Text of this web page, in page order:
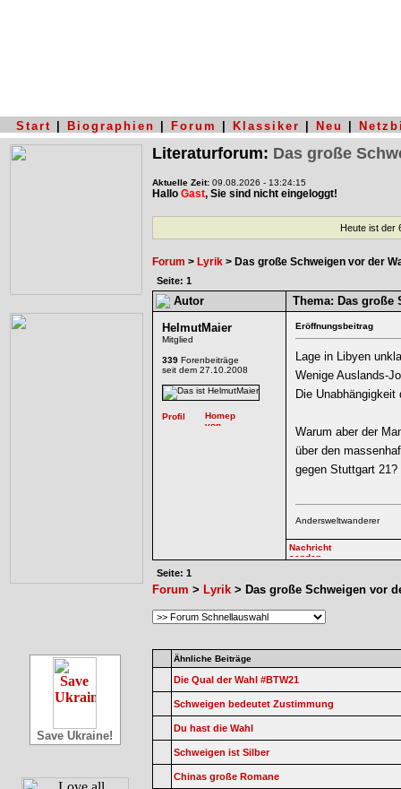
Start Biographien Forum Klassiker Neu
Save Ukraine!
Literaturforum: Das große
Aktuelle Zeit: 09.08.2026 - 13:24:15
Hallo Gast, Sie sind nicht eingeloggt!
Heute ist der
Forum > Lyrik > Das große Schweigen vor der
Seite: 1
Autor Thema: Das große
HelmutMaier
Mitglied
339 Forenbeiträge
seit dem 27.10.2008
Eröffnungsbeitrag
Lage in Libyen
Wenige Auslands-
Die
Warum aber der
über den
gegen Stuttgart 21?
Andersweltwanderer
Seite: 1
Forum > Lyrik > Das große Schweigen vor
Ähnliche Beiträge
Die Qual der Wahl #BTW21
Schweigen bedeutet Zustimmung
Du hast die Wahl
Schweigen ist Silber
Chinas große Romane